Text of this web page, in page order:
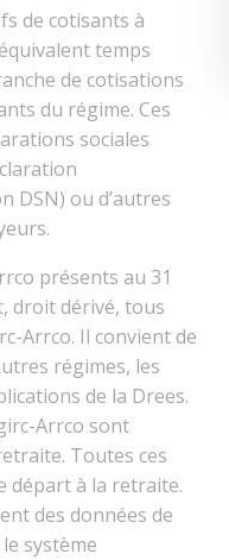
de cotisants à
temps
de cotisations
du régime. Ces
sociales
DSN) ou d’autres
présents au 31
droit dérivé, tous
Arrco. Il convient de
régimes, les
de la Drees.
Arrco sont
Toutes ces
départ à la retraite.
des données de
système